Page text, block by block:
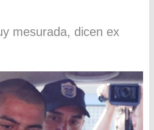
mesurada, dicen ex